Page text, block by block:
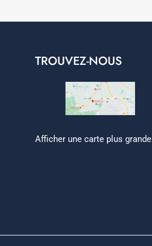
TROUVEZ-NOUS
Afficher une carte plus grande